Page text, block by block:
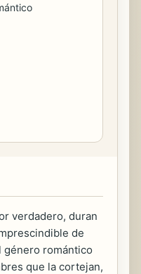
verdadero, duran
de
género romántico
que la cortejan,